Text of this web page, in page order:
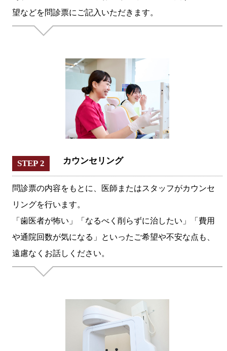
望などを問診票にご記入いただきます。
STEP 2 カウンセリング
問診票の内容をもとに、医師またはスタッフがカウンセ
リングを行います。
「歯医者が怖い」「なるべく削らずに治したい」「費用
や通院回数が気になる」といったご希望や不安な点も、
遠慮なくお話しください。